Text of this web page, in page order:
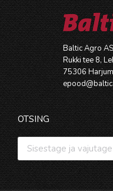
Baltic Agro AS
Rukki tee 8,
75306
OTSING
Otsi: